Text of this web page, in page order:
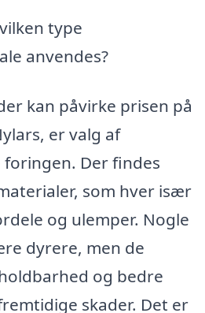
type
anvendes?
kan påvirke prisen på
er valg af
Der findes
som hver især
og ulemper. Nogle
dyrere, men de
og bedre
skader. Det er